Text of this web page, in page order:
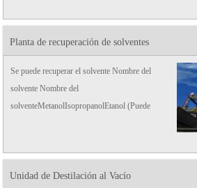
Planta de recuperación de solventes
Se puede recuperar el solvente Nombre del
solvente Nombre del
solventeMetanolIsopropanolEtanol (Puede
acetateAcetoneTHFDichloromethaneDMFMethod
of Solvent R ...
Unidad de Destilación al Vacío